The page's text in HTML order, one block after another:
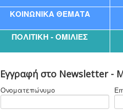
ΚΟΙΝΩΝΙΚΑ ΘΕΜΑΤΑ
ΠΟΛΙΤΙΚΗ - ΟΜΙΛΙΕΣ
Εγγραφή στο Newsletter -
Ονοματεπώνυμο